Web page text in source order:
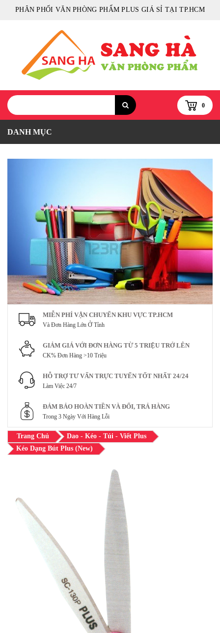
PHÂN PHỐI VĂN PHÒNG PHẨM PLUS GIÁ SỈ TẠI TP.HCM
0
DANH MỤC
MIỄN PHÍ VẬN CHUYỂN KHU VỰC TP.HCM
Và Đơn Hàng Lớn Ở Tỉnh
GIẢM GIÁ VỚI ĐƠN HÀNG TỪ 5 TRIỆU TRỞ LÊN
CK% Đơn Hàng >10 Triệu
HỖ TRỢ TƯ VẤN TRỰC TUYẾN TỐT NHẤT 24/24
Làm Việc 24/7
ĐẢM BẢO HOÀN TIỀN VÀ ĐỔI, TRẢ HÀNG
Trong 3 Ngày Với Hàng Lỗi
Trang Chủ
Dao - Kéo - Túi - Viết Plus
Kéo Dạng Bút Plus (new)